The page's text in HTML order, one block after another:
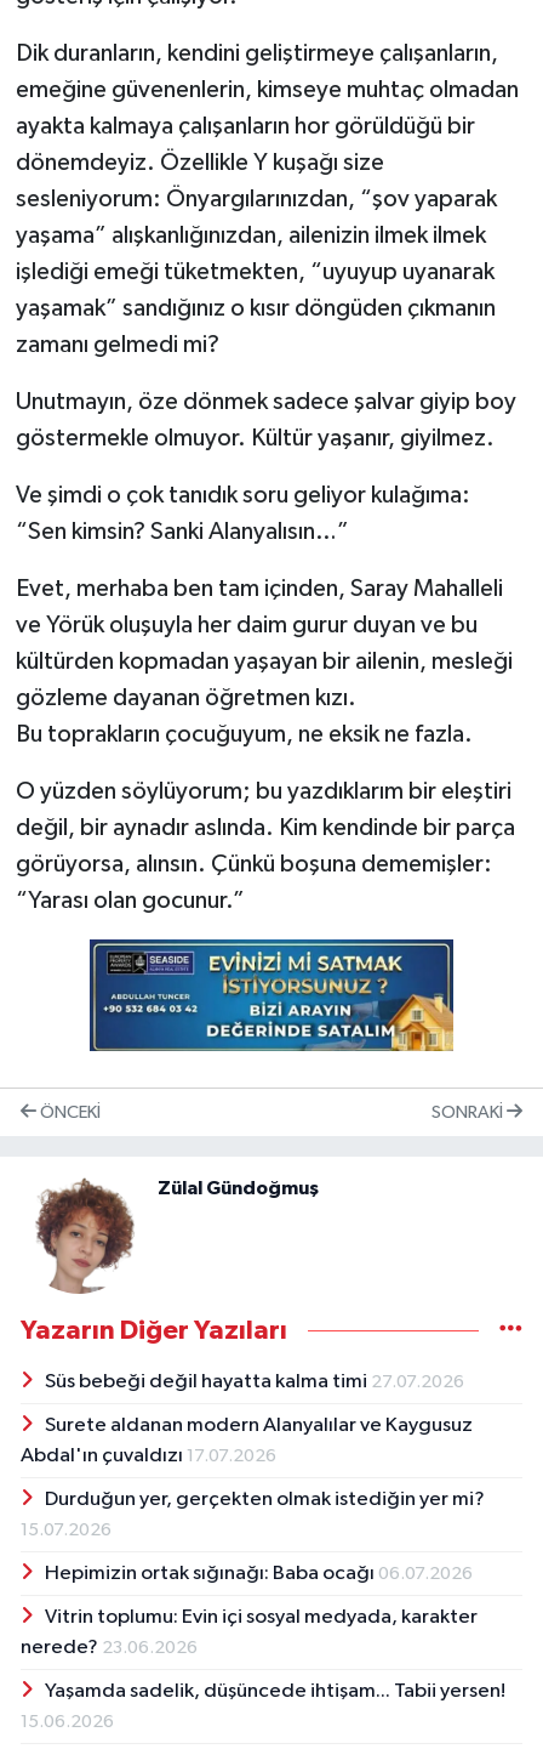
Dik duranların, kendini geliştirmeye çalışanların,
emeğine güvenenlerin, kimseye muhtaç olmadan
ayakta kalmaya çalışanların hor görüldüğü bir
dönemdeyiz. Özellikle Y kuşağı size
sesleniyorum: Önyargılarınızdan, “şov yaparak
yaşama” alışkanlığınızdan, ailenizin ilmek ilmek
işlediği emeği tüketmekten, “uyuyup uyanarak
yaşamak” sandığınız o kısır döngüden çıkmanın
zamanı gelmedi mi?
Unutmayın, öze dönmek sadece şalvar giyip boy
göstermekle olmuyor. Kültür yaşanır, giyilmez.
Ve şimdi o çok tanıdık soru geliyor kulağıma:
“Sen kimsin? Sanki Alanyalısın…”
Evet, merhaba ben tam içinden, Saray Mahalleli
ve Yörük oluşuyla her daim gurur duyan ve bu
kültürden kopmadan yaşayan bir ailenin, mesleği
gözleme dayanan öğretmen kızı.
Bu toprakların çocuğuyum, ne eksik ne fazla.
O yüzden söylüyorum; bu yazdıklarım bir eleştiri
değil, bir aynadır aslında. Kim kendinde bir parça
görüyorsa, alınsın. Çünkü boşuna dememişler:
“Yarası olan gocunur.”
ÖNCEKI SONRAKI
Zülal Gündoğmuş
Yazarın Diğer Yazıları
Süs bebeği değil hayatta kalma timi 27.07.2026
Surete aldanan modern Alanyalılar ve Kaygusuz
Abdal'ın çuvaldızı 17.07.2026
Durduğun yer, gerçekten olmak istediğin yer mi?
15.07.2026
Hepimizin ortak sığınağı: Baba ocağı 06.07.2026
Vitrin toplumu: Evin içi sosyal medyada, karakter
nerede? 23.06.2026
Yaşamda sadelik, düşüncede ihtişam... Tabii yersen!
15.06.2026